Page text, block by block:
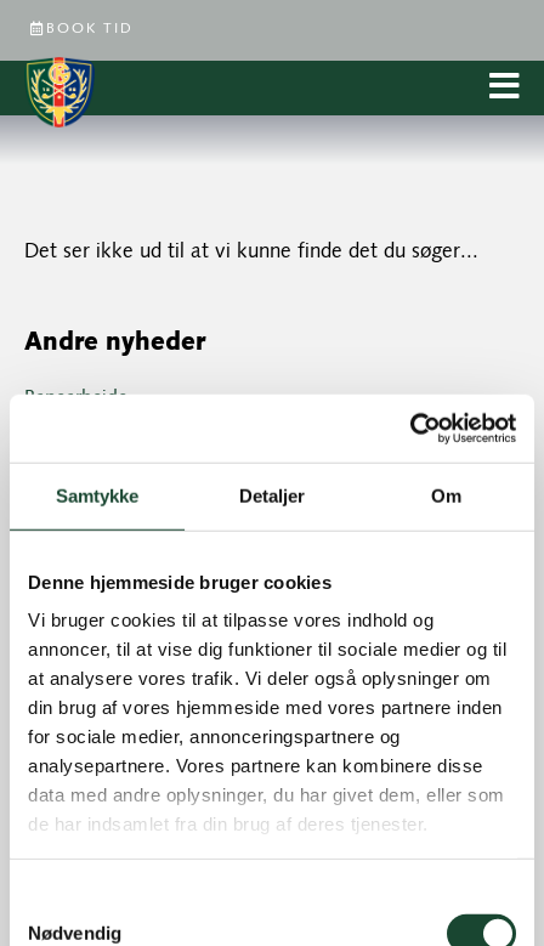
Samtykke Detaljer Om
Denne hjemmeside bruger cookies
Vi bruger cookies til at tilpasse vores indhold og
annoncer, til at vise dig funktioner til sociale medier og til
at analysere vores trafik. Vi deler også oplysninger om
din brug af vores hjemmeside med vores partnere inden
for sociale medier, annonceringspartnere og
analysepartnere. Vores partnere kan kombinere disse
data med andre oplysninger, du har givet dem, eller som
de har indsamlet fra din brug af deres tjenester.
Nødvendig
BOOK TID
Det ser ikke ud til at vi kunne finde det du søger...
Andre nyheder
Banearbejde
Juniorerne
Klubben
Klubblad + Årsblad
Nyheder og tilbud
Sociale arrangementer